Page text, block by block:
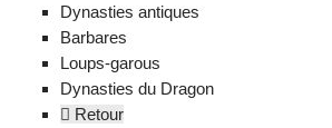
Dynasties antiques
Barbares
Loups-garous
Dynasties du Dragon
Retour